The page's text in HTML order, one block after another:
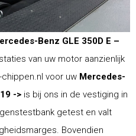
Benz GLE 350D E –
van uw motor aanzienlijk
voor uw Mercedes-
-> is bij ons in de vestiging in
getest en valt
Bovendien